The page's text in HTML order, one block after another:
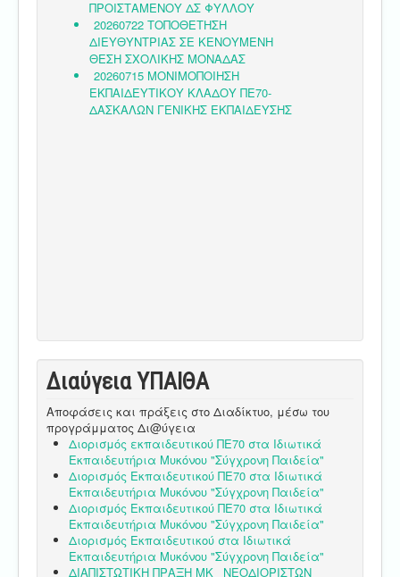
Διαύγεια ΥΠΑΙΘA
Αποφάσεις και πράξεις στο Διαδίκτυο, μέσω του
προγράμματος Δι@ύγεια
Διορισμός εκπαιδευτικού ΠΕ70 στα Ιδιωτικά
Εκπαιδευτήρια Μυκόνου "Σύγχρονη Παιδεία"
Διορισμός Εκπαιδευτικού ΠΕ70 στα Ιδιωτικά
Εκπαιδευτήρια Μυκόνου "Σύγχρονη Παιδεία"
Διορισμός Εκπαιδευτικού ΠΕ70 στα Ιδιωτικά
Εκπαιδευτήρια Μυκόνου "Σύγχρονη Παιδεία"
Διορισμός Εκπαιδευτικού στα Ιδιωτικά
Εκπαιδευτήρια Μυκόνου "Σύγχρονη Παιδεία"
ΔΙΑΠΙΣΤΩΤΙΚΗ ΠΡΑΞΗ ΜΚ_ ΝΕΟΔΙΟΡΙΣΤΩΝ